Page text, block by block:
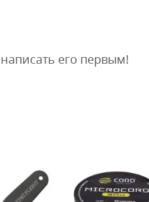
его первым!